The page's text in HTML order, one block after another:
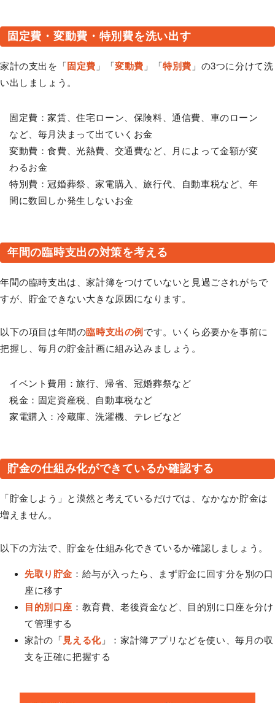
固定費・変動費・特別費を洗い出す
家計の支出を「固定費 」「変動費 」「特別費 」の3つに分けて洗
い出しましょう。
固定費：家賃、住宅ローン、保険料、通信費、車のローン
など、毎月決まって出ていくお金
変動費：食費、光熱費、交通費など、月によって金額が変
わるお金
特別費：冠婚葬祭、家電購入、旅行代、自動車税など、年
間に数回しか発生しないお金
年間の臨時支出の対策を考える
年間の臨時支出は、家計簿をつけていないと見過ごされがちで
すが、貯金できない大きな原因になります。
以下の項目は年間の臨時支出の例 です。いくら必要かを事前に
把握し、毎月の貯金計画に組み込みましょう。
イベント費用：旅行、帰省、冠婚葬祭など
税金：固定資産税、自動車税など
家電購入：冷蔵庫、洗濯機、テレビなど
貯金の仕組み化ができているか確認する
「貯金しよう」と漠然と考えているだけでは、なかなか貯金は
増えません。
以下の方法で、貯金を仕組み化できているか確認しましょう。
先取り貯金 ：給与が入ったら、まず貯金に回す分を別の口
座に移す
目的別口座 ：教育費、老後資金など、目的別に口座を分け
て管理する
家計の「 見える化」：家計簿アプリなどを使い、毎月の収
支を正確に把握する